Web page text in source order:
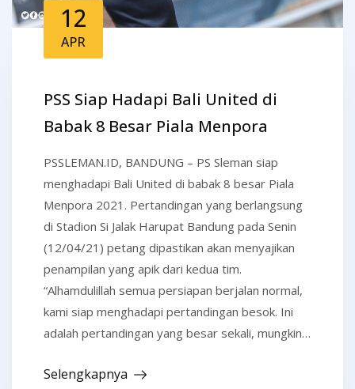
12
APR
PSS Siap Hadapi Bali United di
Babak 8 Besar Piala Menpora
PSSLEMAN.ID, BANDUNG – PS Sleman siap
menghadapi Bali United di babak 8 besar Piala
Menpora 2021. Pertandingan yang berlangsung
di Stadion Si Jalak Harupat Bandung pada Senin
(12/04/21) petang dipastikan akan menyajikan
penampilan yang apik dari kedua tim.
“Alhamdulillah semua persiapan berjalan normal,
kami siap menghadapi pertandingan besok. Ini
adalah pertandingan yang besar sekali, mungkin…
Selengkapnya